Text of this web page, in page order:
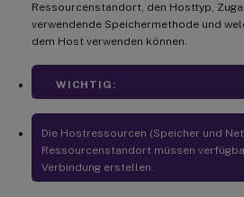
Ressourcenstandort, den Hosttyp,
verwendende Speichermethode und
dem Host verwenden können.
WICHTIG:
Die Hostressourcen (Speicher und
Ressourcenstandort müssen
Verbindung erstellen.